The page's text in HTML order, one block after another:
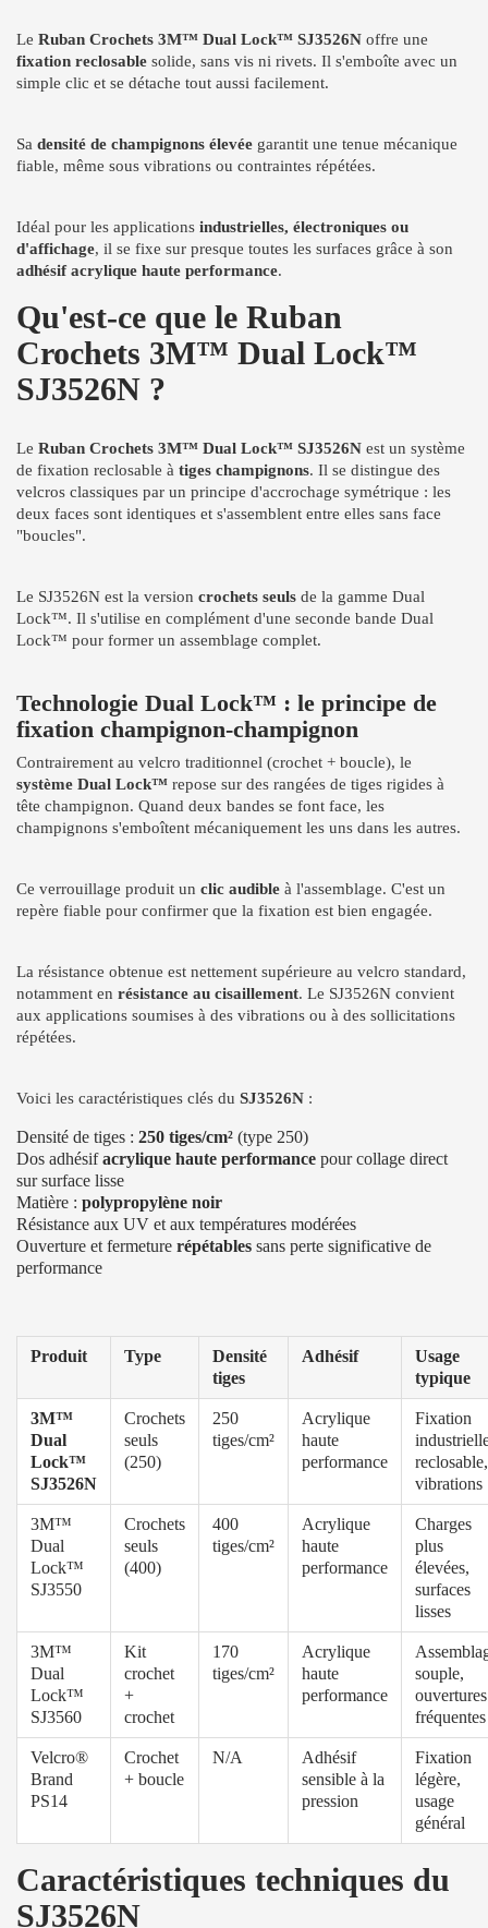
Le Ruban Crochets 3M™ Dual Lock™ SJ3526N offre une
fixation reclosable solide, sans vis ni rivets. Il s'emboîte avec un
simple clic et se détache tout aussi facilement.
Sa densité de champignons élevée garantit une tenue mécanique
fiable, même sous vibrations ou contraintes répétées.
Idéal pour les applications industrielles, électroniques ou
d'affichage, il se fixe sur presque toutes les surfaces grâce à son
adhésif acrylique haute performance.
Qu'est-ce que le Ruban
Crochets 3M™ Dual Lock™
SJ3526N ?
Le Ruban Crochets 3M™ Dual Lock™ SJ3526N est un système
de fixation reclosable à tiges champignons. Il se distingue des
velcros classiques par un principe d'accrochage symétrique : les
deux faces sont identiques et s'assemblent entre elles sans face
"boucles".
Le SJ3526N est la version crochets seuls de la gamme Dual
Lock™. Il s'utilise en complément d'une seconde bande Dual
Lock™ pour former un assemblage complet.
Technologie Dual Lock™ : le principe de
fixation champignon-champignon
Contrairement au velcro traditionnel (crochet + boucle), le
système Dual Lock™ repose sur des rangées de tiges rigides à
tête champignon. Quand deux bandes se font face, les
champignons s'emboîtent mécaniquement les uns dans les autres.
Ce verrouillage produit un clic audible à l'assemblage. C'est un
repère fiable pour confirmer que la fixation est bien engagée.
La résistance obtenue est nettement supérieure au velcro standard,
notamment en résistance au cisaillement. Le SJ3526N convient
aux applications soumises à des vibrations ou à des sollicitations
répétées.
Voici les caractéristiques clés du SJ3526N :
Densité de tiges : 250 tiges/cm² (type 250)
Dos adhésifacrylique haute performance pour collage direct
sur surface lisse
Matière : polypropylène noir
Résistance aux UV et aux températures modérées
Ouverture et fermeture répétables sans perte significative de
performance
Produit Type
Densité
tiges
Adhésif
Usage
typique
3M™
Dual
Lock™
SJ3526N
Crochets
seuls
(250)
250
tiges/cm²
Acrylique
haute
performance
Fixation
reclosable,
vibrations
3M™
Dual
Lock™
SJ3550
Crochets
seuls
(400)
400
tiges/cm²
Acrylique
haute
performance
Charges
plus
élevées,
surfaces
lisses
3M™
Dual
Lock™
SJ3560
Kit
crochet
+
crochet
170
tiges/cm²
Acrylique
haute
performance
souple,
ouvertures
fréquentes
Velcro®
Brand
PS14
Crochet
+ boucle
N/A
Adhésif
sensible à la
pression
Fixation
légère,
usage
général
Caractéristiques techniques du
SJ3526N